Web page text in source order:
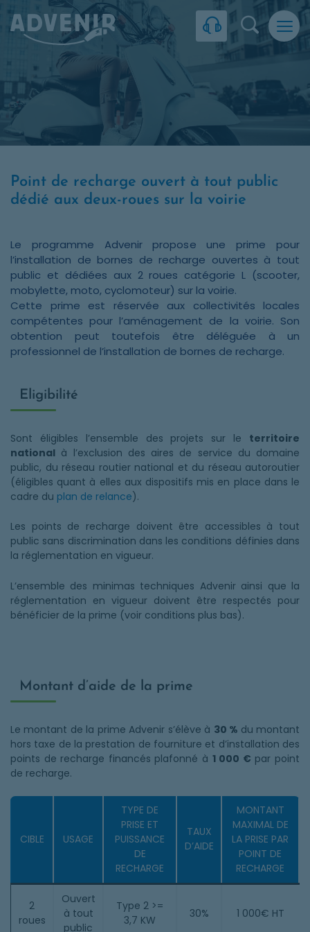
Panneau de gestion des cookies
Skip to navigation
Skip to content
Skip to footer
Point de recharge ouvert à tout public
dédié aux deux-roues sur la voirie
Le programme Advenir propose une prime pour
l’installation de bornes de recharge ouvertes à tout
public et dédiées aux 2 roues catégorie L (scooter,
mobylette, moto, cyclomoteur) sur la voirie.
Cette prime est réservée aux collectivités locales
compétentes pour l’aménagement de la voirie. Son
obtention peut toutefois être déléguée à un
professionnel de l’installation de bornes de recharge.
Eligibilité
Sont éligibles l’ensemble des projets sur le territoire
national à l’exclusion des aires de service du domaine
public, du réseau routier national et du réseau autoroutier
(éligibles quant à elles aux dispositifs mis en place dans le
cadre du plan de relance).
Les points de recharge doivent être accessibles à tout
public sans discrimination dans les conditions définies dans
la réglementation en vigueur.
L’ensemble des minimas techniques Advenir ainsi que la
réglementation en vigueur doivent être respectés pour
bénéficier de la prime (voir conditions plus bas).
Montant d’aide de la prime
Le montant de la prime Advenir s’élève à 30 % du montant
hors taxe de la prestation de fourniture et d’installation des
points de recharge financés plafonné à 1 000 € par point
de recharge.
CIBLE USAGE
TYPE DE
PRISE ET
PUISSANCE
DE
RECHARGE
TAUX
D’AIDE
MONTANT
MAXIMAL DE
LA PRISE PAR
POINT DE
RECHARGE
2
roues
Ouvert
à tout
public
Type 2 >=
3,7 KW
30% 1 000€ HT